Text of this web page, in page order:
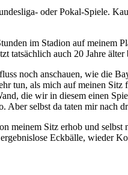
oder Pokal-Spiele.
im Stadion auf
tatsächlich auch 20 Jahre
noch anschauen, wie die
tun, als mich auf meinen
die wir in diesem einen
selbst da taten mir nach
meinem Sitz erhob und
Eckbälle, wieder